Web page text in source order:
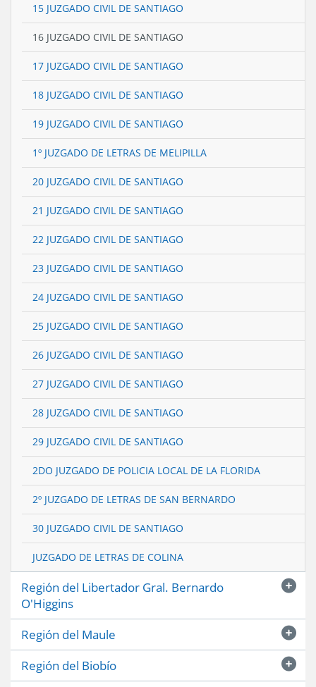
15 JUZGADO CIVIL DE SANTIAGO
16 JUZGADO CIVIL DE SANTIAGO
17 JUZGADO CIVIL DE SANTIAGO
18 JUZGADO CIVIL DE SANTIAGO
19 JUZGADO CIVIL DE SANTIAGO
1º JUZGADO DE LETRAS DE MELIPILLA
20 JUZGADO CIVIL DE SANTIAGO
21 JUZGADO CIVIL DE SANTIAGO
22 JUZGADO CIVIL DE SANTIAGO
23 JUZGADO CIVIL DE SANTIAGO
24 JUZGADO CIVIL DE SANTIAGO
25 JUZGADO CIVIL DE SANTIAGO
26 JUZGADO CIVIL DE SANTIAGO
27 JUZGADO CIVIL DE SANTIAGO
28 JUZGADO CIVIL DE SANTIAGO
29 JUZGADO CIVIL DE SANTIAGO
2DO JUZGADO DE POLICIA LOCAL DE LA FLORIDA
2º JUZGADO DE LETRAS DE SAN BERNARDO
30 JUZGADO CIVIL DE SANTIAGO
JUZGADO DE LETRAS DE COLINA
Región del Libertador Gral. Bernardo
O'Higgins
Región del Maule
Región del Biobío